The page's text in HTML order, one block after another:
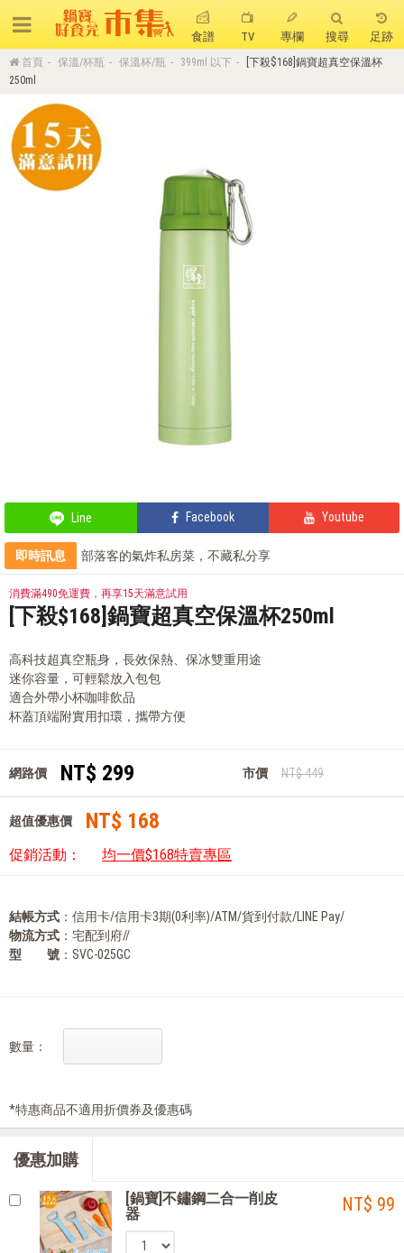
食譜 TV 專欄 搜尋 足跡
首頁 保溫/杯瓶 保溫杯/瓶 399ml 以下
[下殺$168]鍋寶超真空保溫杯
250ml
Line Facebook Youtube
即時訊息
部落客的氣炸私房菜，不藏私分享
部落客的星級料理，就靠這台IH電子鍋
輕鬆上手，部落客教你自製氣泡飲
消費滿490免運費，再享15天滿意試用
[下殺$168]鍋寶超真空保溫杯250ml
高科技超真空瓶身，長效保熱、保冰雙重用途
迷你容量，可輕鬆放入包包
適合外帶小杯咖啡飲品
杯蓋頂端附實用扣環，攜帶方便
網路價 NT$ 299 市價 NT$ 449
超值優惠價 NT$ 168
促銷活動： 均一價$168特賣專區
結帳方式 ：信用卡/信用卡3期(0利率)/ATM/貨到付款/LINE Pay/
物流方式 ：宅配到府//
型 號 ：SVC-025GC
數量：
*特惠商品不適用折價券及優惠碼
優惠加購
[鍋寶]不鏽鋼二合一削皮
器
NT$ 99
熱門搜尋
聚油不沾鍋 全球通吹風機
可微波保鮮盒
金鑽不沾鍋